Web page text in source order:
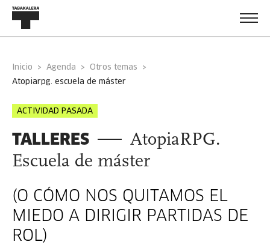
Inicio Agenda
Otros temas
atopiarpg. escuela de máster
ACTIVIDAD PASADA
TALLERES
AtopiaRPG.
Escuela de máster
(O CÓMO NOS QUITAMOS EL
MIEDO A DIRIGIR PARTIDAS DE
ROL)